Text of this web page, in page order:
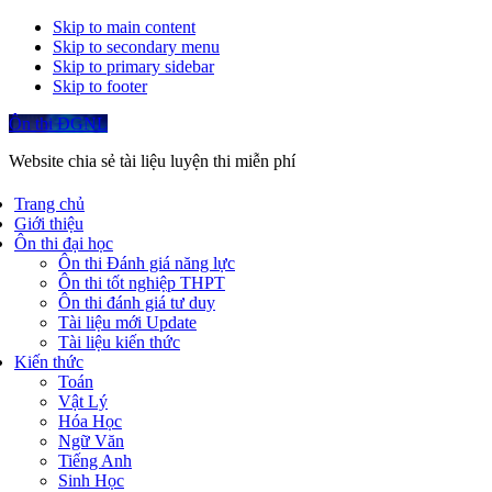
Skip to main content
Skip to secondary menu
Skip to primary sidebar
Skip to footer
Ôn thi ĐGNL
Website chia sẻ tài liệu luyện thi miễn phí
Trang chủ
Giới thiệu
Ôn thi đại học
Ôn thi Đánh giá năng lực
Ôn thi tốt nghiệp THPT
Ôn thi đánh giá tư duy
Tài liệu mới Update
Tài liệu kiến thức
Kiến thức
Toán
Vật Lý
Hóa Học
Ngữ Văn
Tiếng Anh
Sinh Học